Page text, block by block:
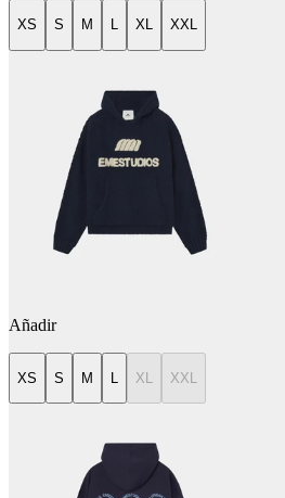
XS S M L XL XXL
Añadir
XS S M XL XXL